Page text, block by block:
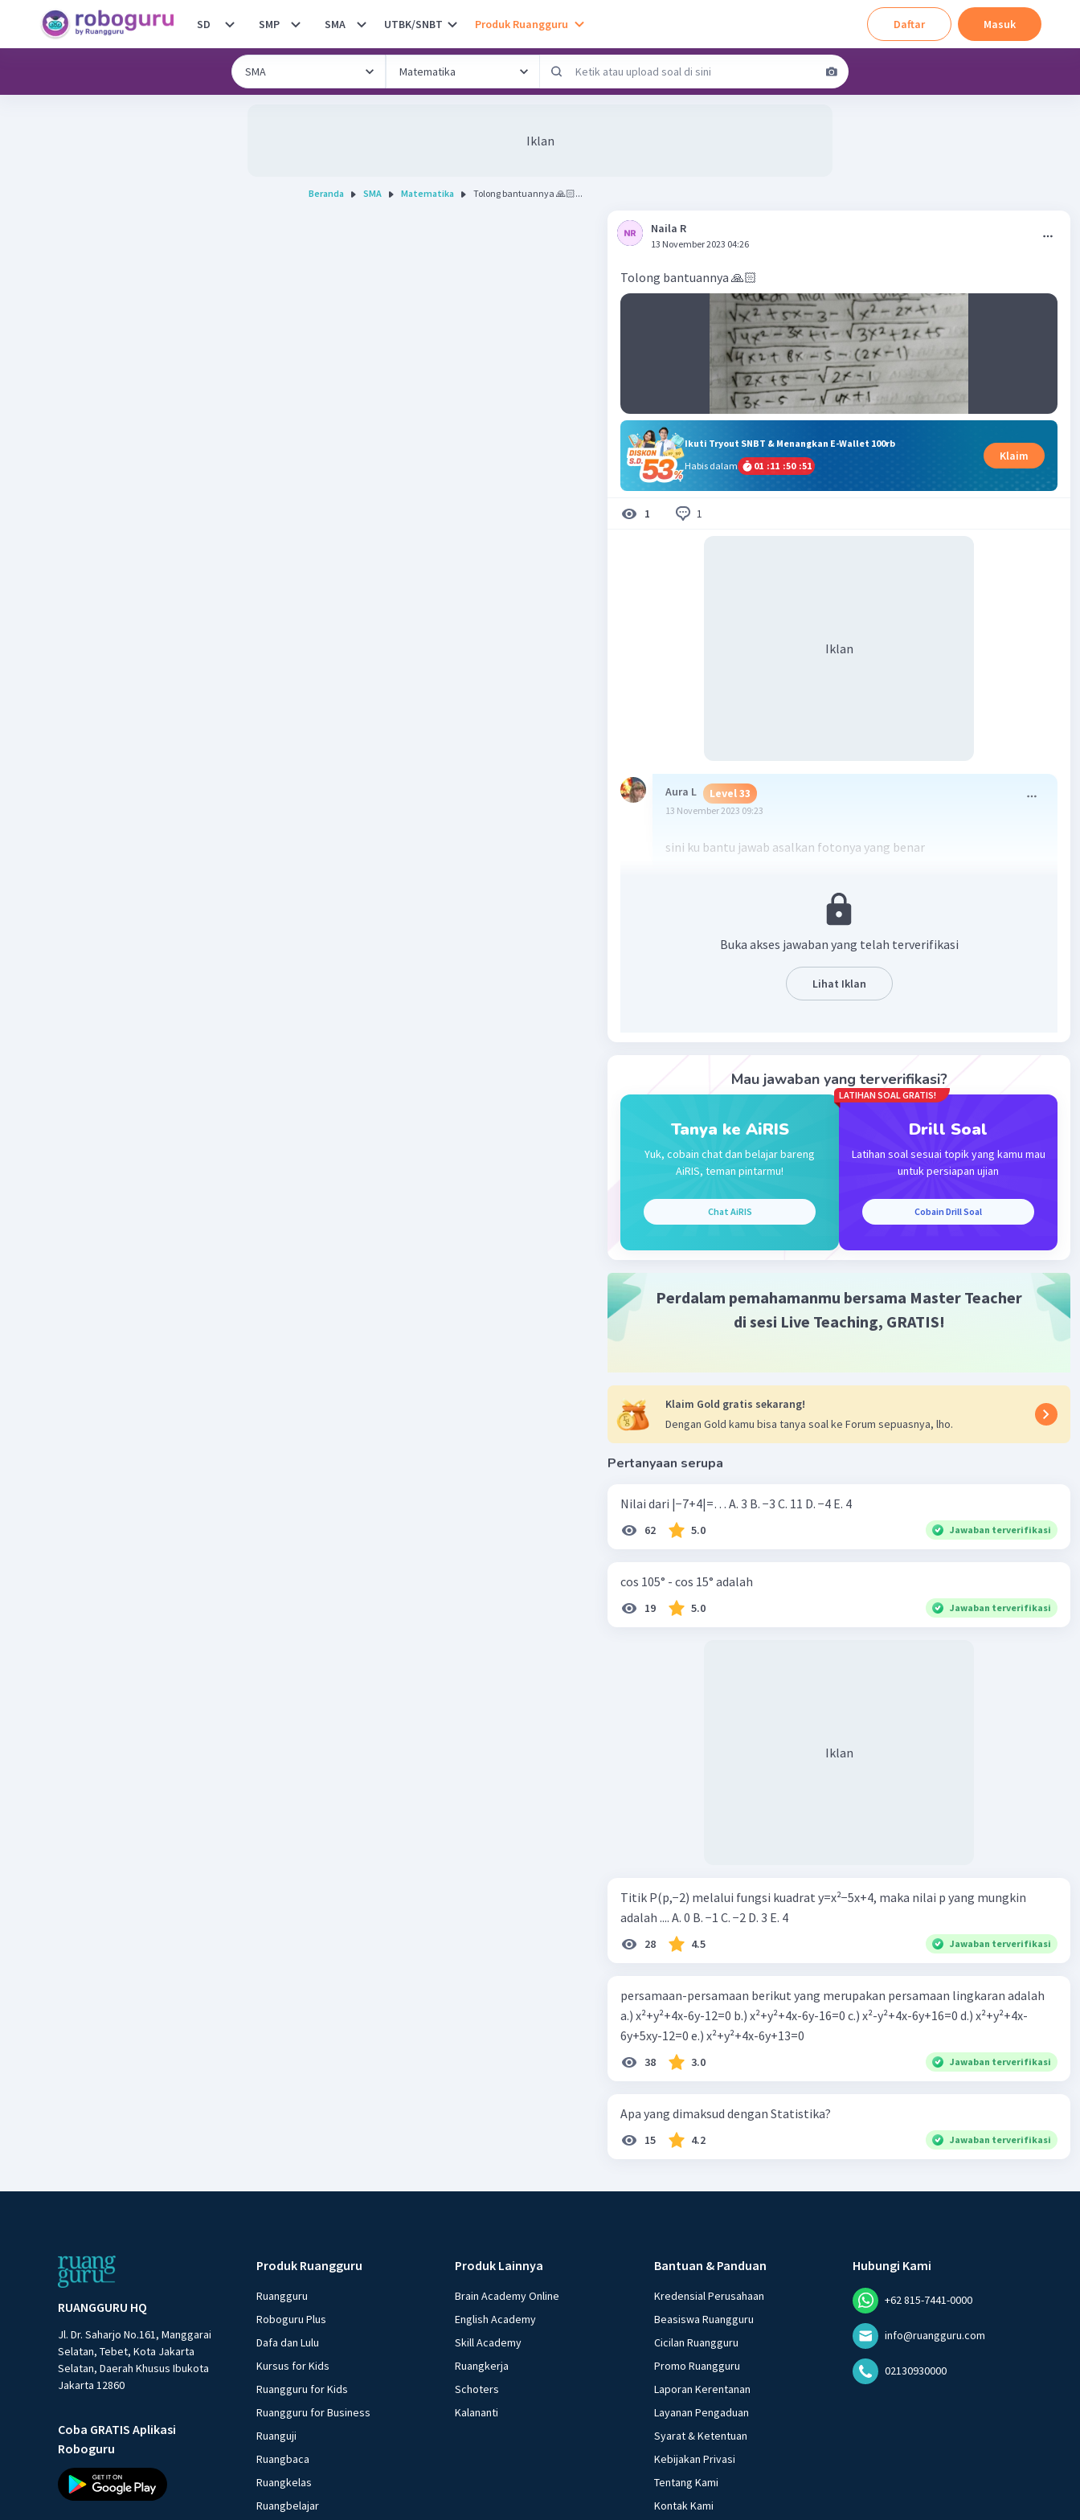
SD SMP SMA UTBK/SNBT Produk Ruangguru Daftar Masuk
Iklan
Beranda SMA Matematika Tolong bantuannya 🙏🏻...
Naila R
13 November 2023 04:26
Tolong bantuannya 🙏🏻
Ikuti Tryout SNBT & Menangkan E-Wallet 100rb
Habis dalam
01 :11 :50 :51
Klaim
1 1
Iklan
Aura L Level 33
13 November 2023 09:23
sini ku bantu jawab asalkan fotonya yang benar
Buka akses jawaban yang telah terverifikasi
Lihat Iklan
Mau jawaban yang terverifikasi?
Tanya ke AiRIS
Yuk, cobain chat dan belajar bareng
AiRIS, teman pintarmu!
Chat AiRIS
LATIHAN SOAL GRATIS!
Drill Soal
Latihan soal sesuai topik yang kamu mau
untuk persiapan ujian
Cobain Drill Soal
Perdalam pemahamanmu bersama Master Teacher
di sesi Live Teaching, GRATIS!
Klaim Gold gratis sekarang!
Dengan Gold kamu bisa tanya soal ke Forum sepuasnya, lho.
Pertanyaan serupa
Nilai dari |−7+4|=… A. 3 B. −3 C. 11 D. −4 E. 4
62 5.0 Jawaban terverifikasi
cos 105° - cos 15° adalah
19 5.0 Jawaban terverifikasi
Iklan
Titik P(p,−2) melalui fungsi kuadrat y=x²−5x+4, maka nilai p yang mungkin
adalah .... A. 0 B. −1 C. −2 D. 3 E. 4
28 4.5 Jawaban terverifikasi
persamaan-persamaan berikut yang merupakan persamaan lingkaran adalah
a.) x²+y²+4x-6y-12=0 b.) x²+y²+4x-6y-16=0 c.) x²-y²+4x-6y+16=0 d.) x²+y²+4x-
6y+5xy-12=0 e.) x²+y²+4x-6y+13=0
38 3.0 Jawaban terverifikasi
Apa yang dimaksud dengan Statistika?
15 4.2 Jawaban terverifikasi
RUANGGURU HQ
Jl. Dr. Saharjo No.161, Manggarai
Selatan, Tebet, Kota Jakarta
Selatan, Daerah Khusus Ibukota
Jakarta 12860
Coba GRATIS Aplikasi
Roboguru
Produk Ruangguru
Ruangguru
Roboguru Plus
Dafa dan Lulu
Kursus for Kids
Ruangguru for Kids
Ruangguru for Business
Ruanguji
Ruangbaca
Ruangkelas
Ruangbelajar
Produk Lainnya
Brain Academy Online
English Academy
Skill Academy
Ruangkerja
Schoters
Kalananti
Bantuan & Panduan
Kredensial Perusahaan
Beasiswa Ruangguru
Cicilan Ruangguru
Promo Ruangguru
Laporan Kerentanan
Layanan Pengaduan
Syarat & Ketentuan
Kebijakan Privasi
Tentang Kami
Kontak Kami
Hubungi Kami
+62 815-7441-0000
info@ruangguru.com
02130930000